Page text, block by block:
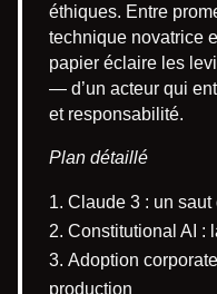
éthiques. Entre
technique novatrice
papier éclaire les
— d’un acteur qui
et responsabilité.
Plan détaillé
Claude 3 : un saut
Constitutional AI :
Adoption
production